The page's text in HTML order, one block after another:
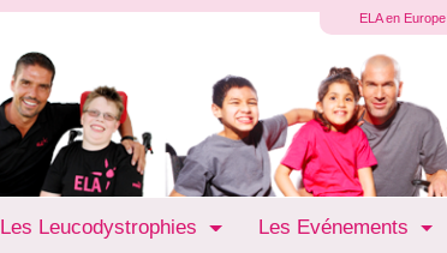
ELA en Europe
Les Leucodystrophies Les Evénements